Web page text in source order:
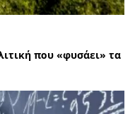
που «φυσάει» τα